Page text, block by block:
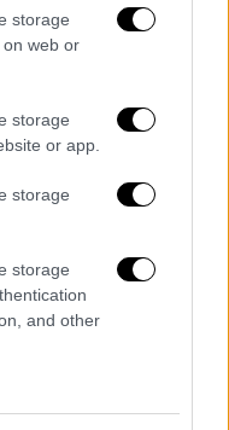
storage
web or
storage
or app.
storage
storage
and other
ο 16χρονος
ένα αναβάτης